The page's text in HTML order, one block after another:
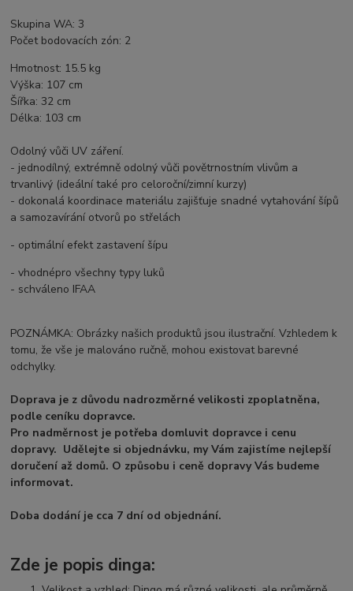
Skupina WA: 3
Počet bodovacích zón: 2
Hmotnost: 15.5 kg
Výška: 107 cm
Šířka: 32 cm
Délka: 103 cm
Odolný vůči UV záření.
- jednodílný, extrémně odolný vůči povětrnostním vlivům a
trvanlivý (ideální také pro celoroční/zimní kurzy)
- dokonalá koordinace materiálu zajišťuje snadné vytahování šípů
a samozavírání otvorů po střelách
- optimální efekt zastavení šípu
- vhodnépro všechny typy luků
- schváleno IFAA
POZNÁMKA: Obrázky našich produktů jsou ilustrační. Vzhledem k
tomu, že vše je malováno ručně, mohou existovat barevné
odchylky.
Doprava je z důvodu nadrozměrné velikosti zpoplatněna,
podle ceníku dopravce.
Pro nadměrnost je potřeba domluvit dopravce i cenu
dopravy. Udělejte si objednávku, my Vám zajistíme nejlepší
doručení až domů. O způsobu i ceně dopravy Vás budeme
informovat.
Doba dodání je cca 7 dní od objednání.
Zde je popis dinga: